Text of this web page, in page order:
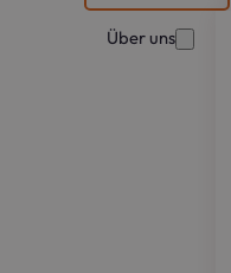
Über uns